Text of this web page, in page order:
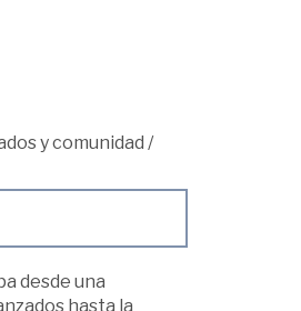
y comunidad /
desde una
hasta la